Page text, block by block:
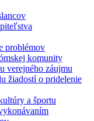
problémov
komunity
verejného záujmu
žiadostí o pridelenie
a športu